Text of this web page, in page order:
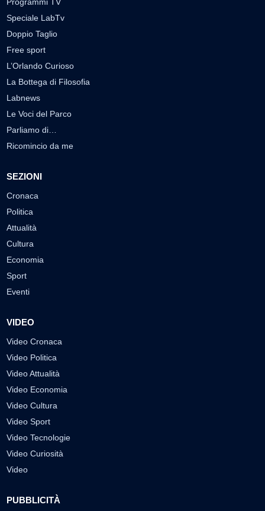
Programmi TV
Speciale LabTv
Doppio Taglio
Free sport
L’Orlando Curioso
La Bottega di Filosofia
Labnews
Le Voci del Parco
Parliamo di…
Ricomincio da me
SEZIONI
Cronaca
Politica
Attualità
Cultura
Economia
Sport
Eventi
VIDEO
Video Cronaca
Video Politica
Video Attualità
Video Economia
Video Cultura
Video Sport
Video Tecnologie
Video Curiosità
Video
PUBBLICITÀ